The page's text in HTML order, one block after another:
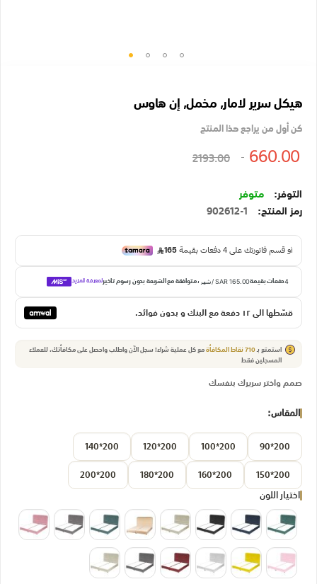
بداية
معرض
هيكل سرير لامار, مخمل, إن هاوس
كن أول من يراجع هذا المنتج
660.00
2193.00
متوفر
رمز المنتج
902612-1
قسّطها الي ١٢ دفعة مع البنك و بدون فوائد.
استمتع بـ710نقاط المكافأةمع كل عملية شراء! سجل الآن واطلب واحصل على مكافأتك.للعملاء
المسجلين فقط
صمم واختر سريرك بنفسك
المقاس
200*90
200*100
200*120
200*140
200*150
200*160
200*180
200*200
اختيار اللون